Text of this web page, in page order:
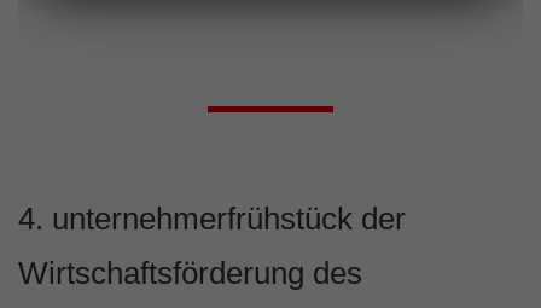
4. unternehmerfrühstück der
Wirtschaftsförderung des